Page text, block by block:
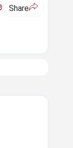
Share